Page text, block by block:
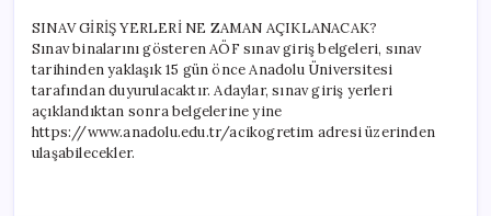
SINAV GİRİŞ YERLERİ NE ZAMAN AÇIKLANACAK?
Sınav binalarını gösteren AÖF sınav giriş belgeleri, sınav
tarihinden yaklaşık 15 gün önce Anadolu Üniversitesi
tarafından duyurulacaktır. Adaylar, sınav giriş yerleri
açıklandıktan sonra belgelerine yine
https://www.anadolu.edu.tr/acikogretim adresi üzerinden
ulaşabilecekler.